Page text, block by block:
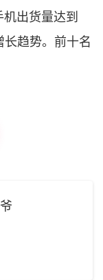
出货量达到
趋势。前十名